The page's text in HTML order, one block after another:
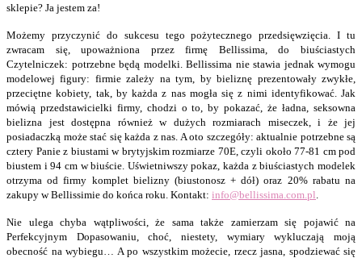
sklepie? Ja jestem za!
Możemy przyczynić do sukcesu tego pożytecznego przedsięwzięcia. I tu
zwracam się, upoważniona przez firmę Bellissima, do biuściastych
Czytelniczek: potrzebne będą modelki. Bellissima nie stawia jednak wymogu
modelowej figury: firmie zależy na tym, by bieliznę prezentowały zwykłe,
przeciętne kobiety, tak, by każda z nas mogła się z nimi identyfikować. Jak
mówią przedstawicielki firmy, chodzi o to, by pokazać, że ładna, seksowna
bielizna jest dostępna również w dużych rozmiarach miseczek, i że jej
posiadaczką może stać się każda z nas. A oto szczegóły: aktualnie potrzebne są
cztery Panie z biustami w brytyjskim rozmiarze 70E, czyli około 77-81 cm pod
biustem i 94 cm w biuście. Uświetniwszy pokaz, każda z biuściastych modelek
otrzyma od firmy komplet bielizny (biustonosz + dół) oraz 20% rabatu na
zakupy w Bellissimie do końca roku. Kontakt: info@bellissima.com.pl
Nie ulega chyba wątpliwości, że sama także zamierzam się pojawić na
Perfekcyjnym Dopasowaniu, choć, niestety, wymiary wykluczają moją
obecność na wybiegu… A po wszystkim możecie, rzecz jasna, spodziewać się